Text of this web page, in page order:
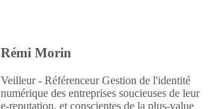
Rémi Morin
Veilleur - Référenceur Gestion de l'identité
numérique des entreprises soucieuses de leur
e-reputation, et conscientes de la plus-value